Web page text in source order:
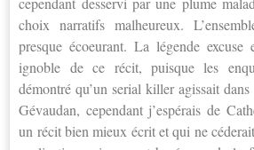
choix narratifs malheureux.
presque écoeurant. La légende
ignoble de ce récit, puisque les
démontré qu’un serial killer agissait
Gévaudan, cependant j’espérais de
un récit bien mieux écrit et qui ne